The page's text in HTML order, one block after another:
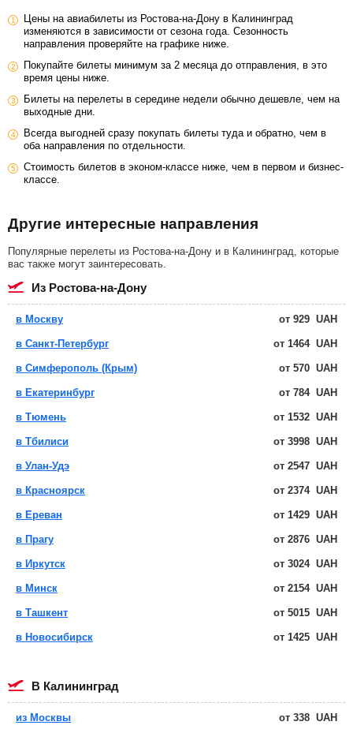
Цены на авиабилеты из Ростова-на-Дону в Калининград
изменяются в зависимости от сезона года. Сезонность
направления проверяйте на графике ниже.
Покупайте билеты минимум за 2 месяца до отправления, в это
время цены ниже.
Билеты на перелеты в середине недели обычно дешевле, чем на
выходные дни.
Всегда выгодней сразу покупать билеты туда и обратно, чем в
оба направления по отдельности.
Стоимость билетов в эконом-классе ниже, чем в первом и бизнес-
классе.
Другие интересные направления
Популярные перелеты из Ростова-на-Дону и в Калининград, которые
вас также могут заинтересовать.
из Ростова-на-Дону
в Москву от 929 UAH
в Санкт-Петербург от 1464 UAH
в Симферополь (Крым) от 570 UAH
в Екатеринбург от 784 UAH
в Тюмень от 1532 UAH
в Тбилиси от 3998 UAH
в Улан-Удэ от 2547 UAH
в Красноярск от 2374 UAH
в Ереван от 1429 UAH
в Прагу от 2876 UAH
в Иркутск от 3024 UAH
в Минск от 2154 UAH
в Ташкент от 5015 UAH
в Новосибирск от 1425 UAH
в Калининград
из Москвы от 338 UAH